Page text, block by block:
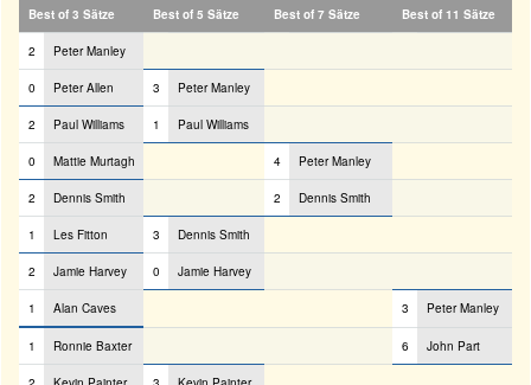
Best of 3 Sätze Best of 5 Sätze Best of 7 Sätze Best of 11 Sätze
2 Peter Manley
0 Peter Allen 3 Peter Manley
2 Paul Williams 1 Paul Williams
0 Mattie Murtagh 4 Peter Manley
2 Dennis Smith 2 Dennis Smith
1 Les Fitton 3 Dennis Smith
2 Jamie Harvey 0 Jamie Harvey
1 Alan Caves 3 Peter Manley
1 Ronnie Baxter 6 John Part